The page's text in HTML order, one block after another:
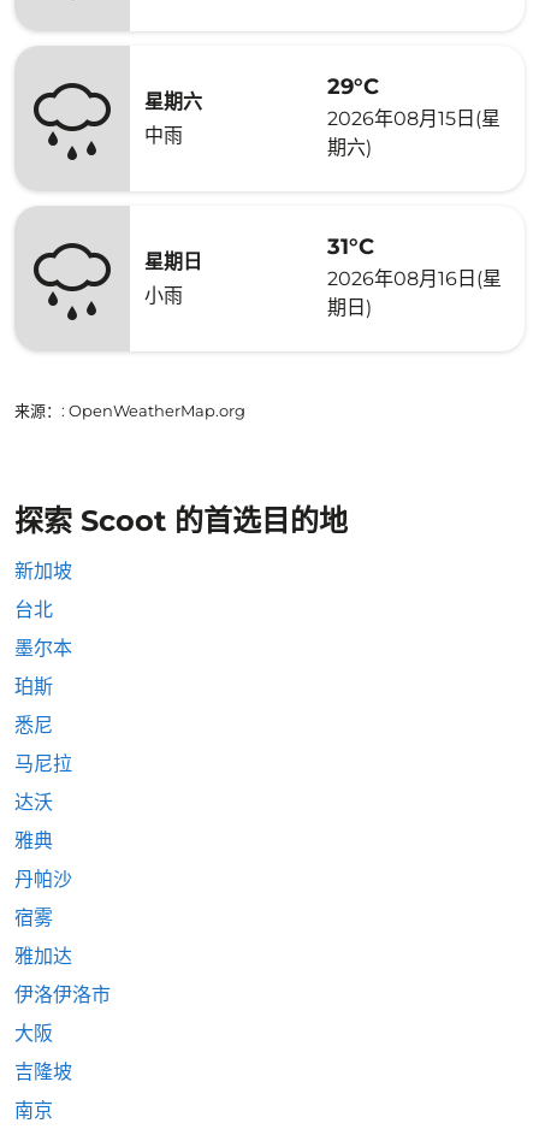
星期六
中雨
29°C
2026年08月15日(星
期六)
星期日
小雨
31°C
2026年08月16日(星
期日)
来源： : OpenWeatherMap.org
探索 Scoot 的首选目的地
新加坡
台北
墨尔本
珀斯
悉尼
马尼拉
达沃
雅典
丹帕沙
宿雾
雅加达
伊洛伊洛市
大阪
吉隆坡
南京